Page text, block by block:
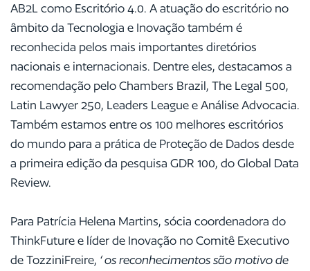
AB2L como Escritório 4.0. A atuação do escritório no
âmbito da Tecnologia e Inovação também é
reconhecida pelos mais importantes diretórios
nacionais e internacionais. Dentre eles, destacamos a
recomendação pelo Chambers Brazil, The Legal 500,
Latin Lawyer 250, Leaders League e Análise Advocacia.
Também estamos entre os 100 melhores escritórios
do mundo para a prática de Proteção de Dados desde
a primeira edição da pesquisa GDR 100, do Global Data
Review.
Para Patrícia Helena Martins, sócia coordenadora do
ThinkFuture e líder de Inovação no Comitê Executivo
de TozziniFreire, “os reconhecimentos são motivo de